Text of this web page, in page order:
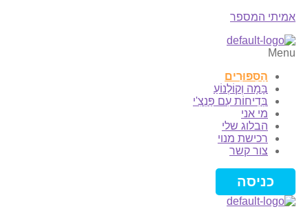
אמיתי המספר
Menu
הַסִּפּוּרִים
בָּמָה וְקוֹלְנוֹעַ
בְּדִיחוֹת עִם פַּנְצִ'י
מי אני
הבלוג שלי
רכישת מנוי
צור קשר
כניסה